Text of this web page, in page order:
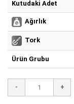
Kutudaki Adet
Ağırlık
Tork
Ürün Grubu